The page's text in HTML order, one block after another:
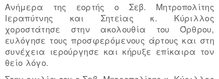
Ανήμερα της εορτής ο Σεβ. Μητροπολίτης
Ιεραπύτνης και Σητείας κ. Κύριλλος
χοροστάτησε στην ακολουθία του Όρθρου,
ευλόγησε τους προσφερόμενους άρτους και στη
συνέχεια ιερούργησε και κήρυξε επίκαιρα τον
θείο λόγο.